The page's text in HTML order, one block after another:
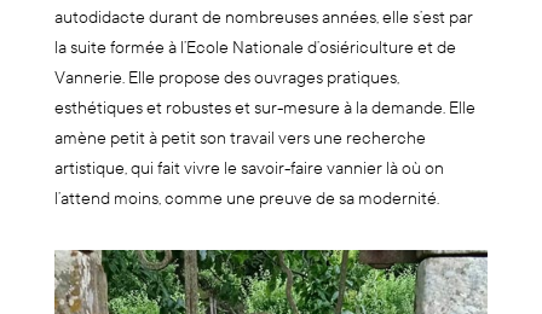
autodidacte durant de nombreuses années, elle s’est par
la suite formée à l’Ecole Nationale d’osiériculture et de
Vannerie. Elle propose des ouvrages pratiques,
esthétiques et robustes et sur-mesure à la demande. Elle
amène petit à petit son travail vers une recherche
artistique, qui fait vivre le savoir-faire vannier là où on
l’attend moins, comme une preuve de sa modernité.